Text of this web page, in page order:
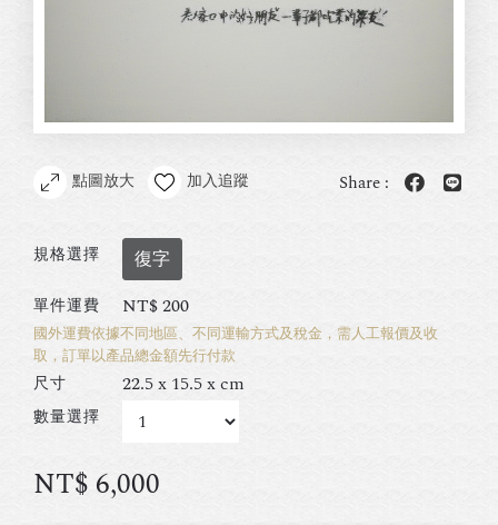
點圖放大 加入追蹤 Share :
規格選擇 復字
單件運費 NT$200
國外運費依據不同地區、不同運輸方式及稅金，需人工報價及收
取，訂單以產品總金額先行付款
尺寸 22.5 x 15.5 x cm
數量選擇
NT$ 6,000